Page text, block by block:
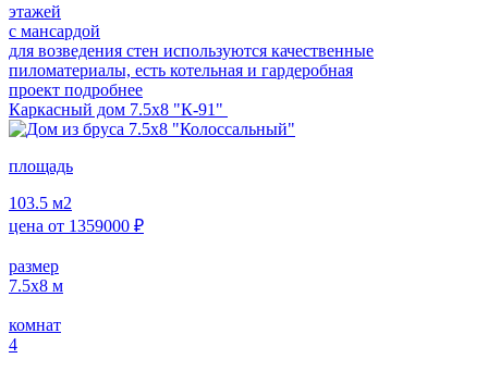
этажей
с мансардой
для возведения стен используются качественные
пиломатериалы, есть котельная и гардеробная
проект подробнее
Каркасный дом 7.5х8 "К-91"
площадь
103.5 м2
цена от 1359000 ₽
размер
7.5х8 м
комнат
4